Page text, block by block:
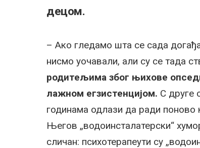
децом.
– Ако гледамо шта се сада
нисмо уочавали, али су се тада
родитељима због њихове
лажном егзистенцијом. С друге
годинама одлази да ради поново
Његов „водоинсталатерски“
сличан: психотерапеути су